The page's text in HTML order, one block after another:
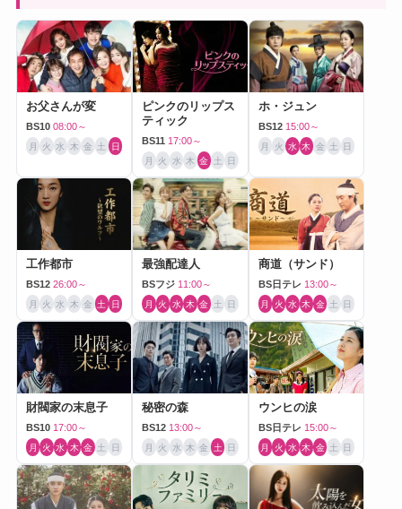
お父さんが変
BS10 08:00～
月 火 水 木 金 土 日
ピンクのリップス
ティック
BS11 17:00～
月 火 水 木 金 土 日
ホ・ジュン
BS12 15:00～
月 火 水 木 金 土 日
工作都市
BS12 26:00～
月 火 水 木 金 土 日
最強配達人
BSフジ 11:00～
月 火 水 木 金 土 日
商道（サンド）
BS日テレ 13:00～
月 火 水 木 金 土 日
財閥家の末息子
BS10 17:00～
月 火 水 木 金 土 日
秘密の森
BS12 13:00～
月 火 水 木 金 土 日
ウンヒの涙
BS日テレ 15:00～
月 火 水 木 金 土 日